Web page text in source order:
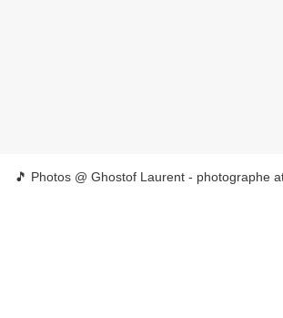
🎵 Photos @ Ghostof Laurent - photographe